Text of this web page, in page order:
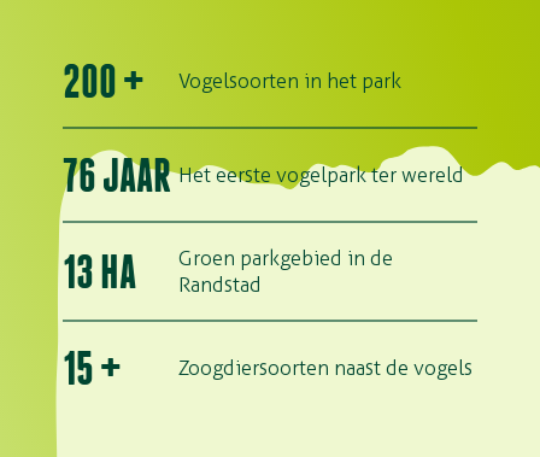
200+ Vogelsoorten in het park
76JAAR Het eerste vogelpark ter wereld
13 HA
Groen parkgebied in de
Randstad
15+ Zoogdiersoorten naast de vogels